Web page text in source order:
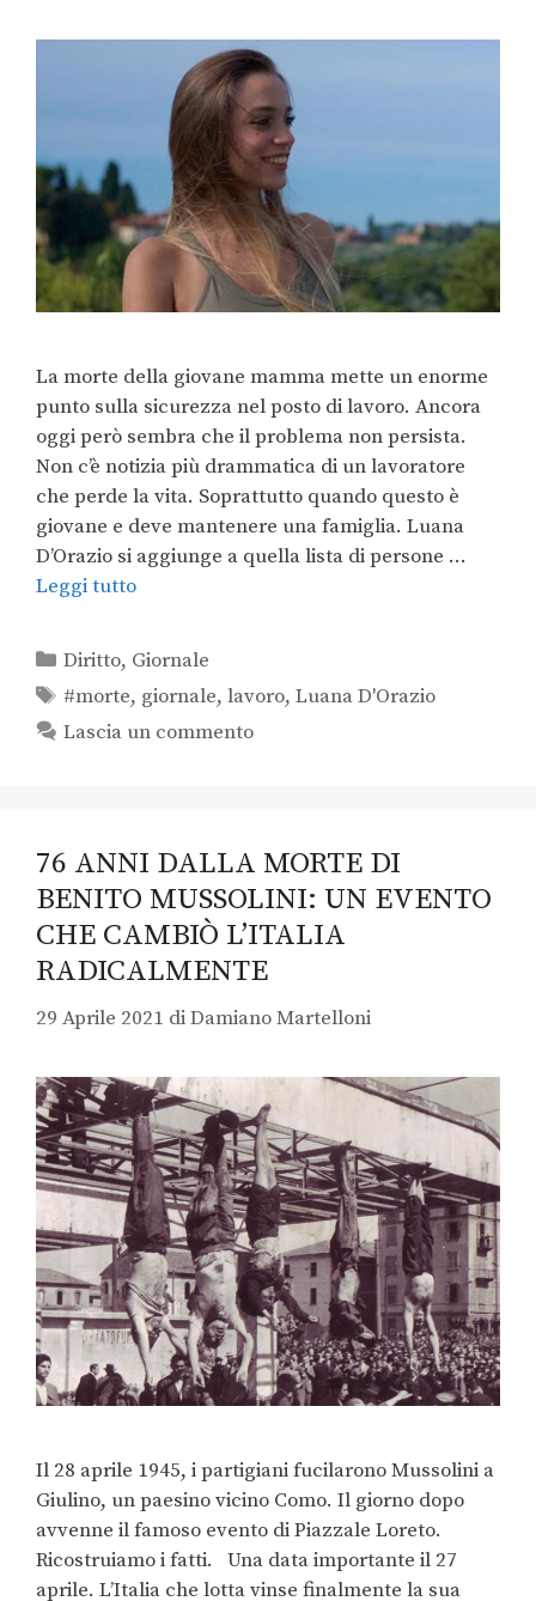
La morte della giovane mamma mette un enorme
punto sulla sicurezza nel posto di lavoro. Ancora
oggi però sembra che il problema non persista.
Non c’è notizia più drammatica di un lavoratore
che perde la vita. Soprattutto quando questo è
giovane e deve mantenere una famiglia. Luana
D’Orazio si aggiunge a quella lista di persone …
Leggi tutto
Diritto, Giornale
#morte, giornale,lavoro,Luana D'Orazio
Lascia un commento
76 ANNI DALLA MORTE DI
BENITO MUSSOLINI: UN EVENTO
CHE CAMBIÒ L’ITALIA
RADICALMENTE
29 Aprile 2021 diDamiano Martelloni
Il 28 aprile 1945, i partigiani fucilarono Mussolini a
Giulino, un paesino vicino Como. Il giorno dopo
avvenne il famoso evento di Piazzale Loreto.
Ricostruiamo i fatti. Una data importante il 27
aprile. L’Italia che lotta vinse finalmente la sua